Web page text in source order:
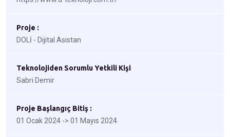
Proje :
DOLİ - Dijital Asistan
Teknolojiden Sorumlu Yetkili Kişi
Sabri Demir
Proje Başlangıç Bitiş :
01 Ocak 2024 -> 01 Mayıs 2024